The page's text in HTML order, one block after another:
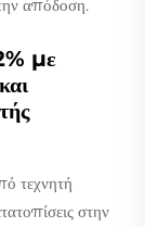
απόδοση.
με
τεχνητή
στην